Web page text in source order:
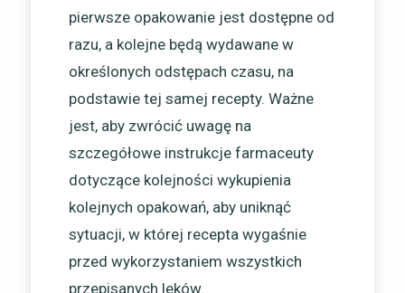
pierwsze opakowanie jest dostępne od
razu, a kolejne będą wydawane w
określonych odstępach czasu, na
podstawie tej samej recepty. Ważne
jest, aby zwrócić uwagę na
szczegółowe instrukcje farmaceuty
dotyczące kolejności wykupienia
kolejnych opakowań, aby uniknąć
sytuacji, w której recepta wygaśnie
przed wykorzystaniem wszystkich
przepisanych leków.